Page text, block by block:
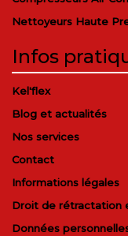
Nettoyeurs Haute
Infos
Kel'flex
Blog et actualités
Nos services
Contact
Informations légales
Droit de rétractation
Données